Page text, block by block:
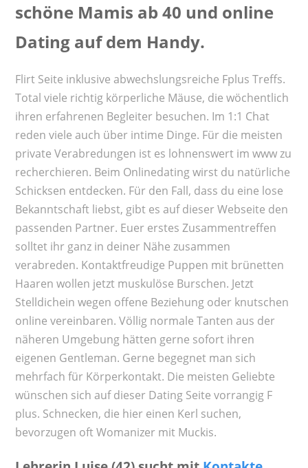
schöne Mamis ab 40 und online
Dating auf dem Handy.
Flirt Seite inklusive abwechslungsreiche Fplus Treffs.
Total viele richtig körperliche Mäuse, die wöchentlich
ihren erfahrenen Begleiter besuchen. Im 1:1 Chat
reden viele auch über intime Dinge. Für die meisten
private Verabredungen ist es lohnenswert im www zu
recherchieren. Beim Onlinedating wirst du natürliche
Schicksen entdecken. Für den Fall, dass du eine lose
Bekanntschaft liebst, gibt es auf dieser Webseite den
passenden Partner. Euer erstes Zusammentreffen
solltet ihr ganz in deiner Nähe zusammen
verabreden. Kontaktfreudige Puppen mit brünetten
Haaren wollen jetzt muskulöse Burschen. Jetzt
Stelldichein wegen offene Beziehung oder knutschen
online vereinbaren. Völlig normale Tanten aus der
näheren Umgebung hätten gerne sofort ihren
eigenen Gentleman. Gerne begegnet man sich
mehrfach für Körperkontakt. Die meisten Geliebte
wünschen sich auf dieser Dating Seite vorrangig F
plus. Schnecken, die hier einen Kerl suchen,
bevorzugen oft Womanizer mit Muckis.